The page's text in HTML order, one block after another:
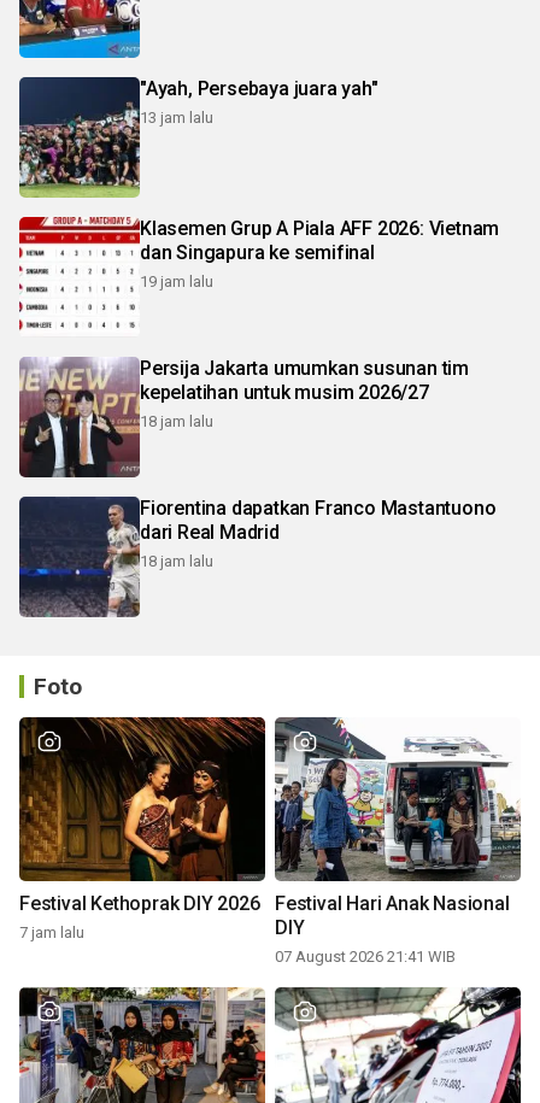
"Ayah, Persebaya juara yah"
13 jam lalu
Klasemen Grup A Piala AFF 2026: Vietnam
dan Singapura ke semifinal
19 jam lalu
Persija Jakarta umumkan susunan tim
kepelatihan untuk musim 2026/27
18 jam lalu
Fiorentina dapatkan Franco Mastantuono
dari Real Madrid
18 jam lalu
Foto
Festival Kethoprak DIY 2026
7 jam lalu
Festival Hari Anak Nasional
DIY
07 August 2026 21:41 WIB